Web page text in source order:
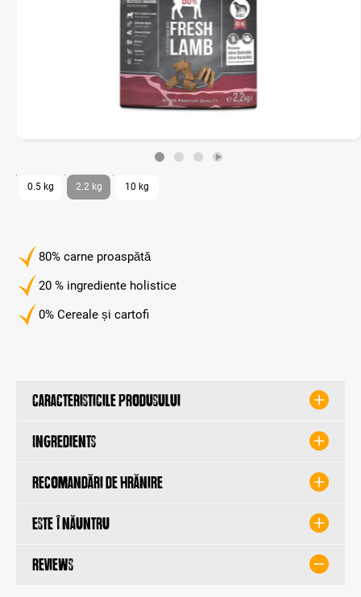
80% carne proaspătă
20 % ingrediente holistice
0% Cereale și cartofi
0.5 kg 2.2 kg 10 kg
Caracteristicile produsului
Ingredients
Recomandări de hrănire
Este înăuntru
Reviews